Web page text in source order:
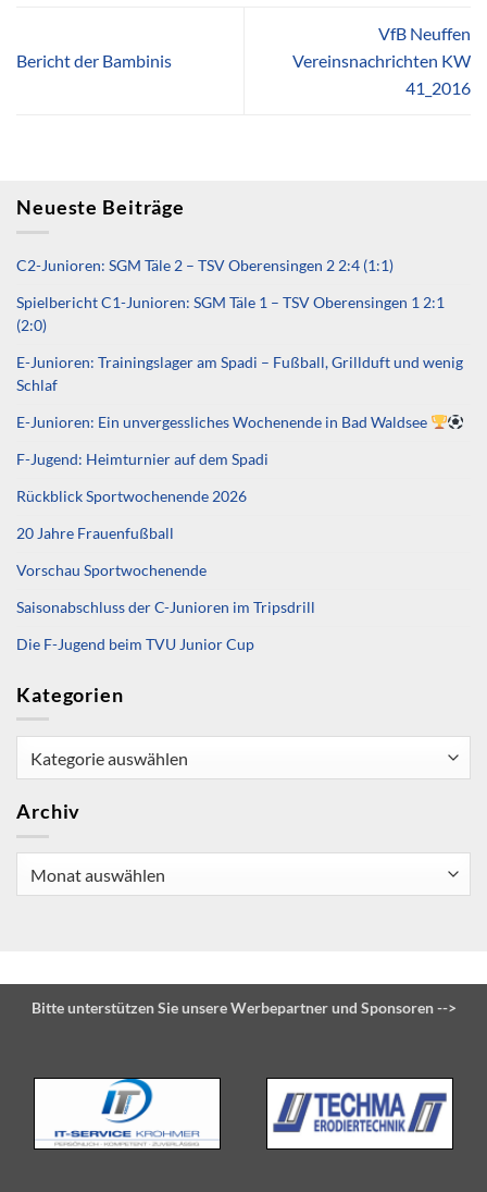
Bericht der Bambinis
VfB Neuffen
Vereinsnachrichten KW
41_2016
Neueste Beiträge
C2-Junioren: SGM Täle 2 – TSV Oberensingen 2 2:4 (1:1)
Spielbericht C1-Junioren: SGM Täle 1 – TSV Oberensingen 1 2:1
(2:0)
E-Junioren: Trainingslager am Spadi – Fußball, Grillduft und wenig
Schlaf
E-Junioren: Ein unvergessliches Wochenende in Bad Waldsee
F-Jugend: Heimturnier auf dem Spadi
Rückblick Sportwochenende 2026
20 Jahre Frauenfußball
Vorschau Sportwochenende
Saisonabschluss der C-Junioren im Tripsdrill
Die F-Jugend beim TVU Junior Cup
Kategorien
Archiv
Bitte unterstützen Sie unsere Werbepartner und Sponsoren -->